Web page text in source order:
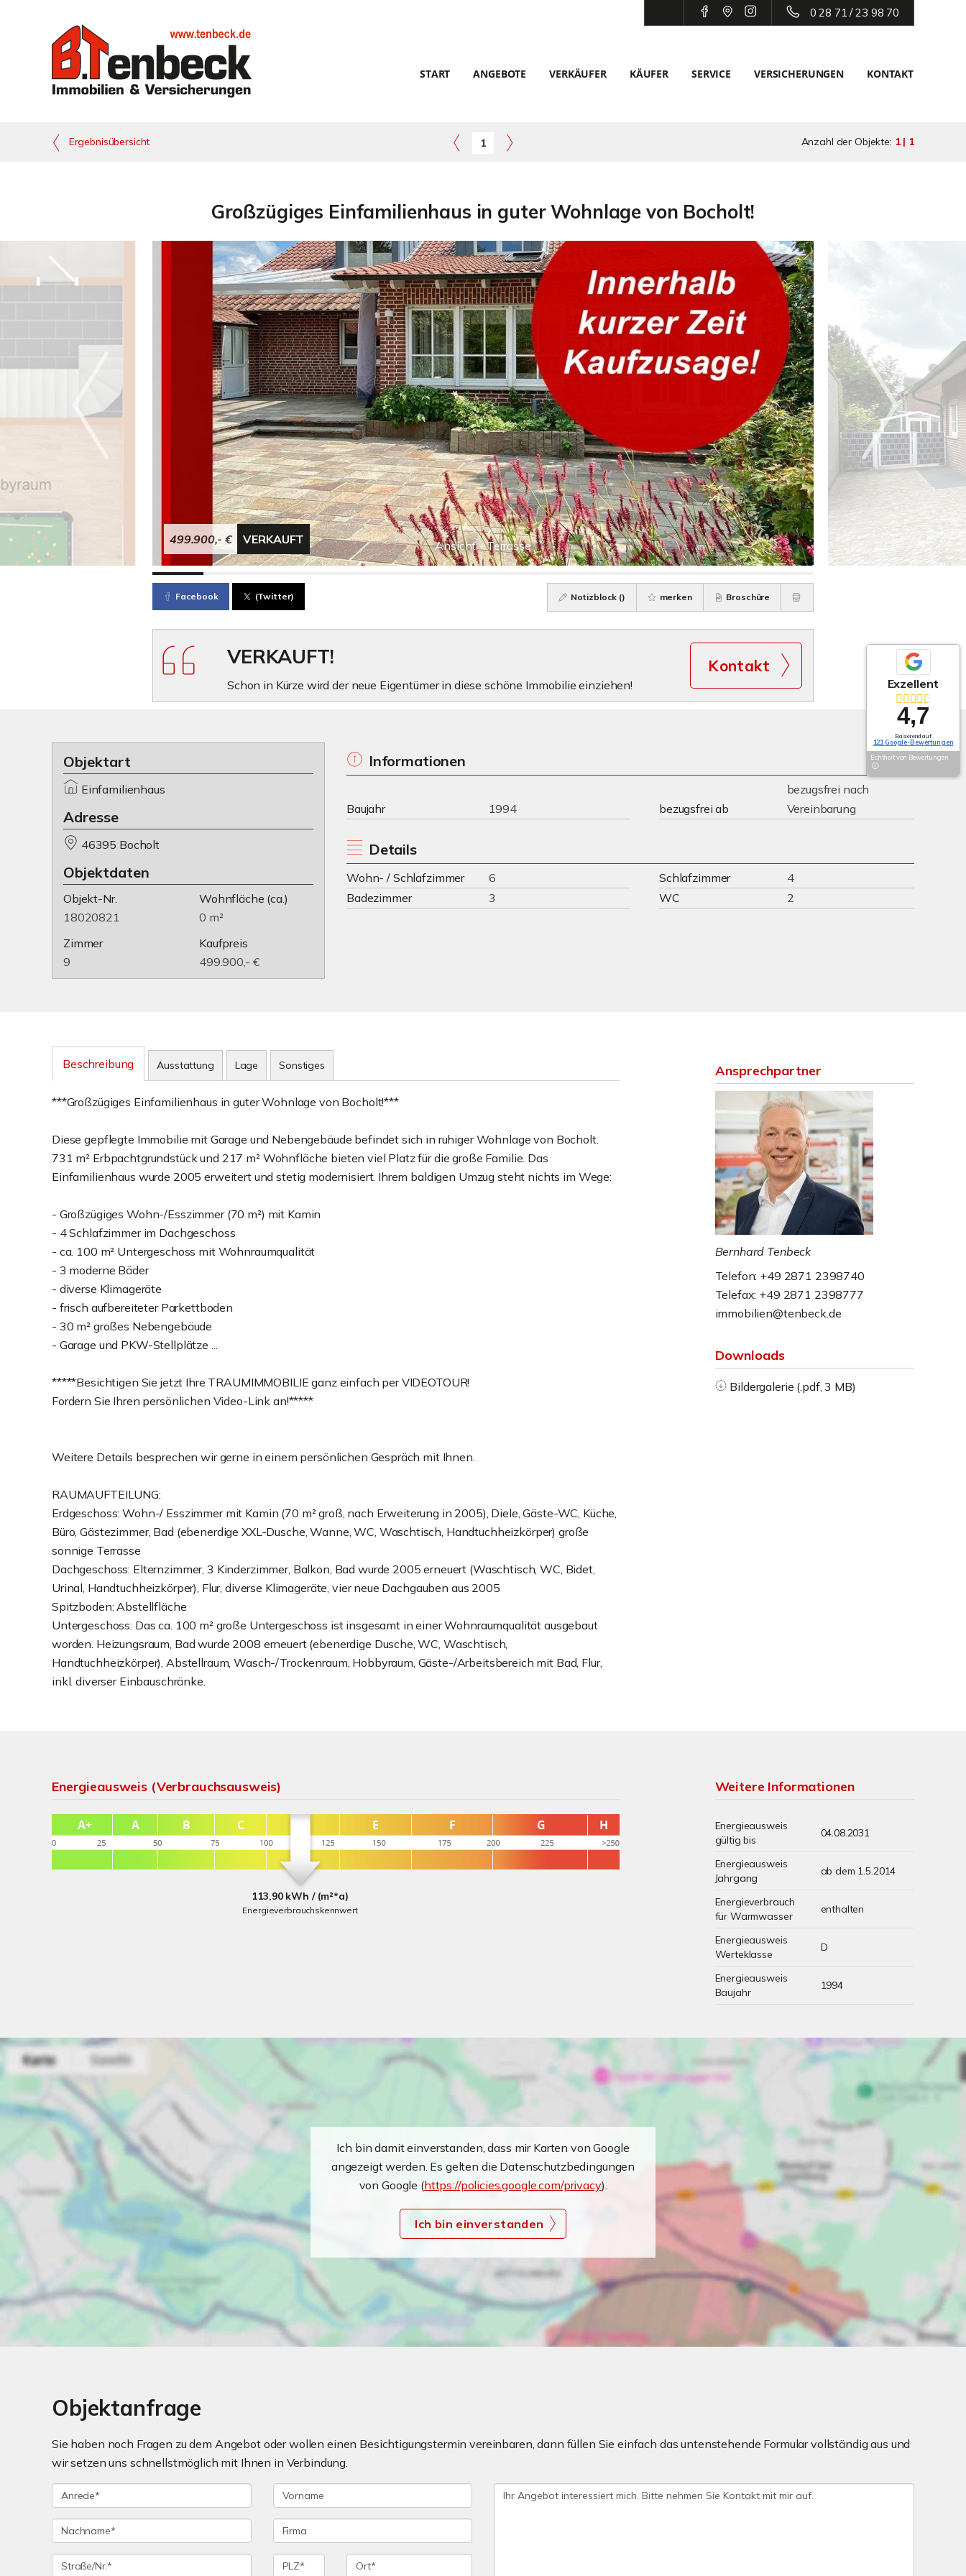
0 28 71 / 23 98 70
START ANGEBOTE VERKÄUFER KÄUFER SERVICE VERSICHERUNGEN KONTAKT
Ergebnisübersicht 1 Anzahl der Objekte: 1 | 1
Großzügiges Einfamilienhaus in guter Wohnlage von Bocholt!
Ansicht - Terrasse
499.900,- € VERKAUFT
Facebook (Twitter) Notizblock () merken Broschüre
VERKAUFT!
Schon in Kürze wird der neue Eigentümer in diese schöne Immobilie einziehen!
Kontakt
Objektart
Einfamilienhaus
Adresse
46395 Bocholt
Objektdaten
Objekt-Nr.
18020821
Wohnfläche (ca.)
0 m²
Zimmer
9
Kaufpreis
499.900,- €
Informationen
Baujahr 1994 bezugsfrei ab
bezugsfrei nach
Vereinbarung
Details
Wohn- / Schlafzimmer 6 Schlafzimmer
4
Badezimmer
3 WC 2
Beschreibung Ausstattung Lage Sonstiges
***Großzügiges Einfamilienhaus in guter Wohnlage von Bocholt!***
Diese gepflegte Immobilie mit Garage und Nebengebäude befindet sich in ruhiger Wohnlage von Bocholt.
731 m² Erbpachtgrundstück und 217 m² Wohnfläche bieten viel Platz für die große Familie. Das
Einfamilienhaus wurde 2005 erweitert und stetig modernisiert. Ihrem baldigen Umzug steht nichts im Wege:
- Großzügiges Wohn-/Esszimmer (70 m²) mit Kamin
- 4 Schlafzimmer im Dachgeschoss
- ca. 100 m² Untergeschoss mit Wohnraumqualität
- 3 moderne Bäder
- diverse Klimageräte
- frisch aufbereiteter Parkettboden
- 30 m² großes Nebengebäude
- Garage und PKW-Stellplätze ...
*****Besichtigen Sie jetzt Ihre TRAUMIMMOBILIE ganz einfach per VIDEOTOUR!
Fordern Sie Ihren persönlichen Video-Link an!*****
Weitere Details besprechen wir gerne in einem persönlichen Gespräch mit Ihnen.
RAUMAUFTEILUNG:
Erdgeschoss: Wohn-/ Esszimmer mit Kamin (70 m² groß, nach Erweiterung in 2005), Diele, Gäste-WC, Küche,
Büro, Gästezimmer, Bad (ebenerdige XXL-Dusche, Wanne, WC, Waschtisch, Handtuchheizkörper) große
sonnige Terrasse
Dachgeschoss: Elternzimmer, 3 Kinderzimmer, Balkon, Bad wurde 2005 erneuert (Waschtisch, WC, Bidet,
Urinal, Handtuchheizkörper), Flur, diverse Klimageräte, vier neue Dachgauben aus 2005
Spitzboden: Abstellfläche
Untergeschoss: Das ca. 100 m² große Untergeschoss ist insgesamt in einer Wohnraumqualität ausgebaut
worden. Heizungsraum, Bad wurde 2008 erneuert (ebenerdige Dusche, WC, Waschtisch,
Handtuchheizkörper), Abstellraum, Wasch-/Trockenraum, Hobbyraum, Gäste-/Arbeitsbereich mit Bad, Flur,
inkl. diverser Einbauschränke.
Ansprechpartner
Bernhard Tenbeck
Telefon: +49 2871 2398740
Telefax: +49 2871 2398777
immobilien@tenbeck.de
Downloads
Bildergalerie (.pdf, 3 MB)
Energieausweis (Verbrauchsausweis)
113,90 kWh / (m²*a)
Energieverbrauchskennwert
Weitere Informationen
Energieausweis
gültig bis
04.08.2031
Energieausweis
Jahrgang
ab dem 1.5.2014
Energieverbrauch
für Warmwasser
enthalten
Energieausweis
Werteklasse
D
Energieausweis
Baujahr
1994
Ich bin damit einverstanden, dass mir Karten von Google
angezeigt werden. Es gelten die Datenschutzbedingungen
von Google (https://policies.google.com/privacy).
Ich bin einverstanden
Objektanfrage
Sie haben noch Fragen zu dem Angebot oder wollen einen Besichtigungstermin vereinbaren, dann füllen Sie einfach das untenstehende Formular vollständig aus und
wir setzen uns schnellstmöglich mit Ihnen in Verbindung.
Exzellent
4,7
Basierend auf
121 Google-Bewertungen
Echtheit von Bewertungen